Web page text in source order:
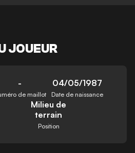
JOUEUR
-
de maillot
04/05/1987
Date de naissance
Milieu de
terrain
Position